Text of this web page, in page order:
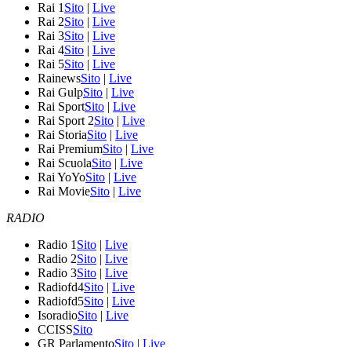
Rai 1 Sito | Live
Rai 2Sito | Live
Rai 3Sito | Live
Rai 4Sito | Live
Rai 5Sito | Live
RainewsSito | Live
Rai GulpSito | Live
Rai SportSito | Live
Rai Sport 2Sito | Live
Rai StoriaSito | Live
Rai PremiumSito | Live
Rai ScuolaSito | Live
Rai YoYoSito | Live
Rai MovieSito | Live
RADIO
Radio 1 Sito | Live
Radio 2Sito | Live
Radio 3Sito | Live
Radiofd4Sito | Live
Radiofd5Sito | Live
IsoradioSito | Live
CCISSSito
GR ParlamentoSito | Live